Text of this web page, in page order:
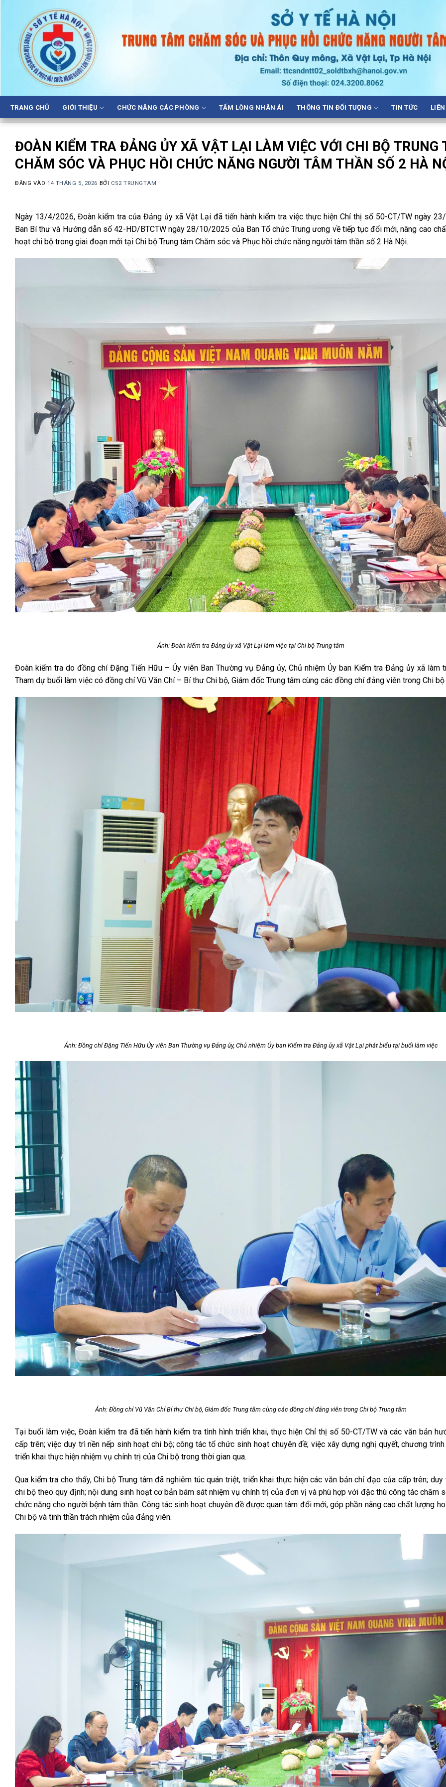
TRANG CHỦ GIỚI THIỆU CHỨC NĂNG CÁC PHÒNG TẤM LÒNG NHÂN ÁI THÔNG TIN ĐỐI TƯỢNG TIN TỨC
ĐOÀN KIỂM TRA ĐẢNG ỦY XÃ VẬT LẠI LÀM VIỆC VỚI CHI BỘ TRUNG
CHĂM SÓC VÀ PHỤC HỒI CHỨC NĂNG NGƯỜI TÂM THẦN SỐ 2 HÀ
ĐĂNG VÀO14 THÁNG 5, 2026 BỞI CS2 TRUNGTAM
Ngày 13/4/2026, Đoàn kiểm tra của Đảng ủy xã Vật Lại đã tiến hành kiểm tra việc thực hiện Chỉ thị số 50-CT/TW ngày
Ban Bí thư và Hướng dẫn số 42-HD/BTCTW ngày 28/10/2025 của Ban Tổ chức Trung ương về tiếp tục đổi mới, nâng cao
hoạt chi bộ trong giai đoạn mới tại Chi bộ Trung tâm Chăm sóc và Phục hồi chức năng người tâm thần số 2 Hà Nội.
Ảnh: Đoàn kiểm tra Đảng ủy xã Vật Lại làm việc tại Chi bộ Trung tâm
Đoàn kiểm tra do đồng chí Đặng Tiến Hữu – Ủy viên Ban Thường vụ Đảng ủy, Chủ nhiệm Ủy ban Kiểm tra Đảng ủy xã làm
Tham dự buổi làm việc có đồng chí Vũ Văn Chí – Bí thư Chi bộ, Giám đốc Trung tâm cùng các đồng chí đảng viên trong Chi bộ
Ảnh: Đồng chí Đặng Tiến Hữu Ủy viên Ban Thường vụ Đảng ủy, Chủ nhiệm Ủy ban Kiểm tra Đảng ủy xãVật Lại phát biểu tại buổi làm việc
Ảnh: Đồng chí Vũ Văn Chí Bí thư Chi bộ, Giám đốc Trung tâm cùng các đồng chí đảng viên trong Chi bộ Trung tâm
Tại buổi làm việc, Đoàn kiểm tra đã tiến hành kiểm tra tình hình triển khai, thực hiện Chỉ thị số 50-CT/TW và các văn bản
cấp trên; việc duy trì nền nếp sinh hoạt chi bộ; công tác tổ chức sinh hoạt chuyên đề; việc xây dựng nghị quyết, chương
triển khai thực hiện nhiệm vụ chính trị của Chi bộ trong thời gian qua.
Qua kiểm tra cho thấy, Chi bộ Trung tâm đã nghiêm túc quán triệt, triển khai thực hiện các văn bản chỉ đạo của cấp trên;
chi bộ theo quy định; nội dung sinh hoạt cơ bản bám sát nhiệm vụ chính trị của đơn vị và phù hợp với đặc thù công tác chăm
chức năng cho người bệnh tâm thần. Công tác sinh hoạt chuyên đề được quan tâm đổi mới, góp phần nâng cao chất lượng
Chi bộ và tinh thần trách nhiệm của đảng viên.